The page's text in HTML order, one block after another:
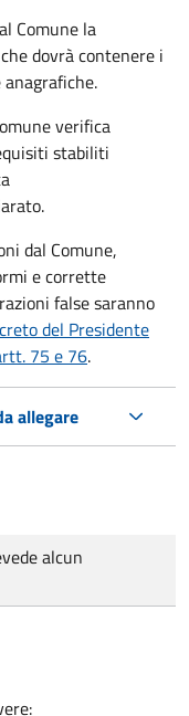
Comune la
dovrà contenere i
verifica
stabiliti
dal Comune,
e corrette
false saranno
del Presidente
75 e 76.
allegare
alcun